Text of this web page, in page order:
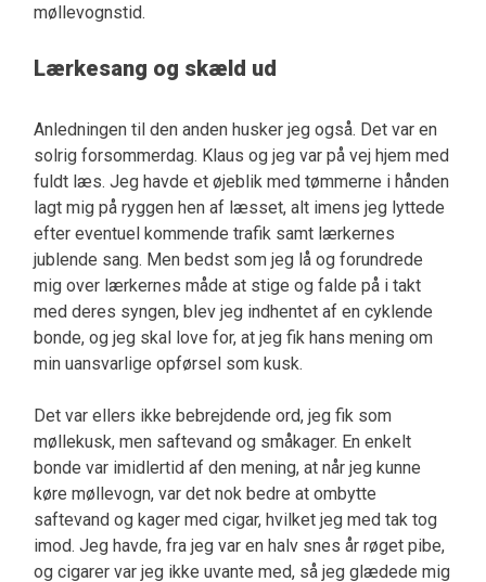
møllevognstid.
Lærkesang og skæld ud
Anledningen til den anden husker jeg også. Det var en
solrig forsommerdag. Klaus og jeg var på vej hjem med
fuldt læs. Jeg havde et øjeblik med tømmerne i hånden
lagt mig på ryggen hen af læsset, alt imens jeg lyttede
efter eventuel kommende trafik samt lærkernes
jublende sang. Men bedst som jeg lå og forundrede
mig over lærkernes måde at stige og falde på i takt
med deres syngen, blev jeg indhentet af en cyklende
bonde, og jeg skal love for, at jeg fik hans mening om
min uansvarlige opførsel som kusk.
Det var ellers ikke bebrejdende ord, jeg fik som
møllekusk, men saftevand og småkager. En enkelt
bonde var imidlertid af den mening, at når jeg kunne
køre møllevogn, var det nok bedre at ombytte
saftevand og kager med cigar, hvilket jeg med tak tog
imod. Jeg havde, fra jeg var en halv snes år røget pibe,
og cigarer var jeg ikke uvante med, så jeg glædede mig